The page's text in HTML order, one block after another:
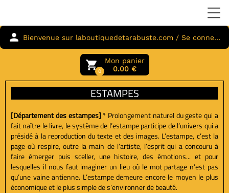
person Bienvenue sur laboutiquedetarabuste.com / Se connecter
local_grocery_store0
Mon panier
0.00 €
ESTAMPES
[Département des estampes] * Prolongement naturel du geste qui a
fait naître le livre, le système de l’estampe participe de l’univers qui a
présidé à la reproduction du texte et des images. L’estampe, c’est la
page où respire, outre la main de l’artiste, l’esprit qui a concouru à
faire émerger puis sceller, une histoire, des émotions... et pour
lesquelles il nous faut imaginer un lieu où le mot partage n’est pas
qu’une vaine antienne. L’estampe demeure encore le moyen le plus
économique et le plus simple de s’environner de beauté.